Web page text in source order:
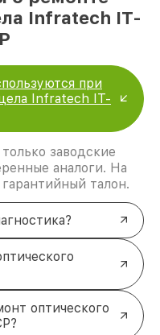
Infratech IT-
при
Infratech IT-
заводские
аналоги. На
талон.
оптического